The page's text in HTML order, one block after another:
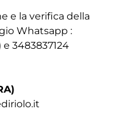
e la verifica della
Whatsapp :
3483837124